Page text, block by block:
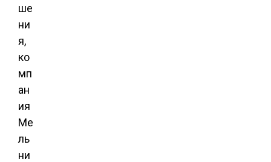
ше
ни
я,
ко
мп
ан
ия
Ме
ль
ни